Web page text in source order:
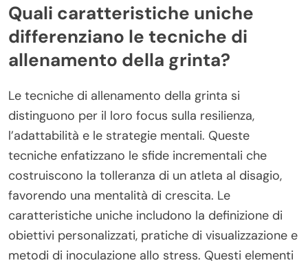
Quali caratteristiche uniche
differenziano le tecniche di
allenamento della grinta?
Le tecniche di allenamento della grinta si
distinguono per il loro focus sulla resilienza,
l’adattabilità e le strategie mentali. Queste
tecniche enfatizzano le sfide incrementali che
costruiscono la tolleranza di un atleta al disagio,
favorendo una mentalità di crescita. Le
caratteristiche uniche includono la definizione di
obiettivi personalizzati, pratiche di visualizzazione e
metodi di inoculazione allo stress. Questi elementi